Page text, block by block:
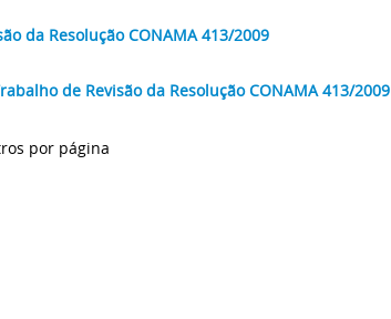
da Resolução CONAMA 413/2009
de Revisão da Resolução CONAMA 413/2009
por página